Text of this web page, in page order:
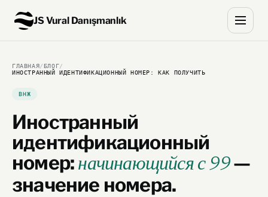
JS Vural Danışmanlık
ГЛАВНАЯ/БЛОГ/
ИНОСТРАННЫЙ ИДЕНТИФИКАЦИОННЫЙ НОМЕР: КАК ПОЛУЧИТЬ
ВНЖ
Иностранный
идентификационный
номер: начинающийся с 99—
значение номера.